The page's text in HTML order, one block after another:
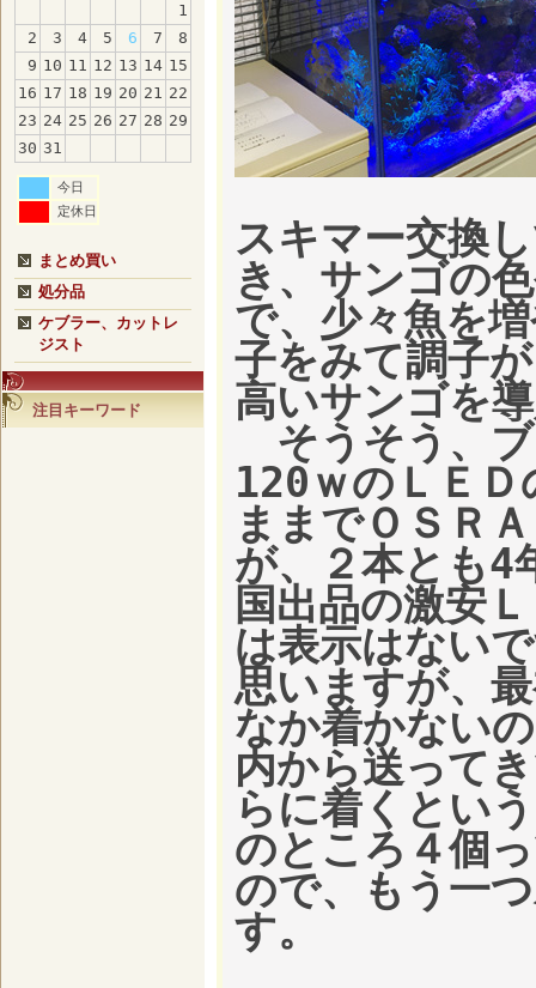
1
2
3 4 5 6 7
8
9 10 11 12 13 14 15
16 17 18 19 20 21 22
23 24 25 26 27 28 29
30 31
今日
定休日
まとめ買い
処分品
ケブラー、カットレ
ジスト
注目キーワード
スキマー交換
き、サンゴの
で、少々魚を
子をみて調子
高いサンゴを
そうそう、
120ｗのＬＥ
ままでＯＳＲ
が、２本とも4
国出品の激安
は表示はない
思いますが、
なか着かない
内から送って
らに着くとい
のところ４個
ので、もう一
す。